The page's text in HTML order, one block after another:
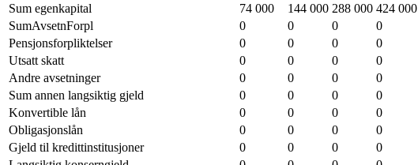
Sum egenkapital
74 000 144 000 288 000 424 000
SumAvsetnForpl
0 0 0 0
Pensjonsforpliktelser
0 0 0 0
Utsatt skatt
0 0 0 0
Andre avsetninger
0 0 0 0
Sum annen langsiktig gjeld
0 0 0 0
Konvertible lån
0 0 0 0
Obligasjonslån
0 0 0 0
Gjeld til kredittinstitusjoner
0 0 0 0